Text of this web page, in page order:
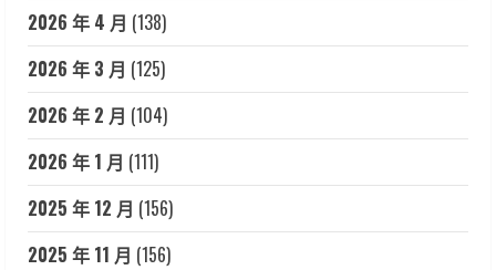
2026 年 4 月 (138)
2026 年 3 月 (125)
2026 年 2 月 (104)
2026 年 1 月 (111)
2025 年 12 月 (156)
2025 年 11 月 (156)